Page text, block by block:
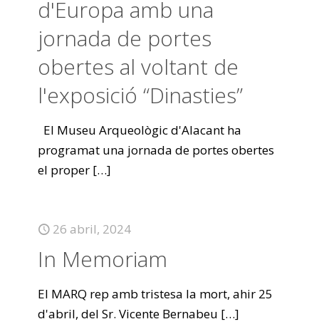
d'Europa amb una
jornada de portes
obertes al voltant de
l'exposició “Dinasties”
El Museu Arqueològic d'Alacant ha
programat una jornada de portes obertes
el proper […]
26 abril, 2024
In Memoriam
El MARQ rep amb tristesa la mort, ahir 25
d'abril, del Sr. Vicente Bernabeu […]